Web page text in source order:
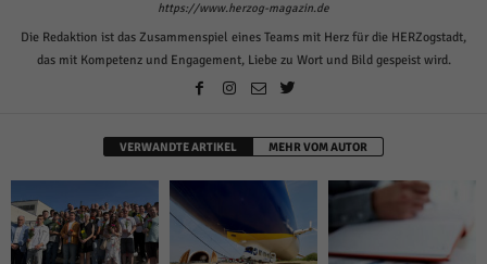
https://www.herzog-magazin.de
Die Redaktion ist das Zusammenspiel eines Teams mit Herz für die HERZogstadt,
das mit Kompetenz und Engagement, Liebe zu Wort und Bild gespeist wird.
VERWANDTE ARTIKEL MEHR VOM AUTOR